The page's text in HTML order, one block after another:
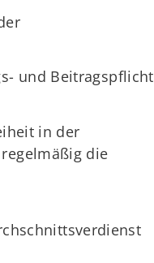
und Beitragspflicht
in der
die